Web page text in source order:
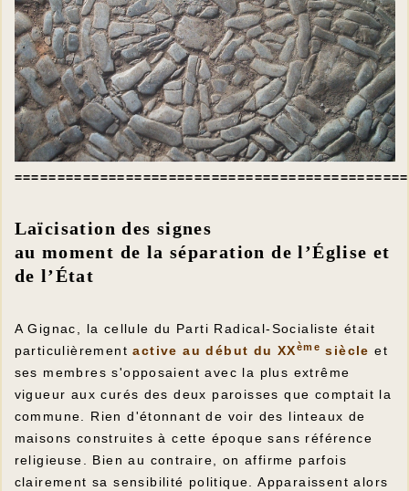
Laïcisation des signes
au moment de la séparation de l’Église et
de l’État
A Gignac, la cellule du Parti Radical-Socialiste était
particulièrementactive au début du XXème siècle et
ses membres s'opposaient avec la plus extrême
vigueur aux curés des deux paroisses que comptait la
commune. Rien d'étonnant de voir des linteaux de
maisons construites à cette époque sans référence
religieuse. Bien au contraire, on affirme parfois
clairement sa sensibilité politique. Apparaissent alors